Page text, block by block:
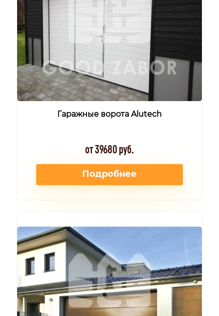
Гаражные ворота Alutech
от 39680 руб.
Подробнее